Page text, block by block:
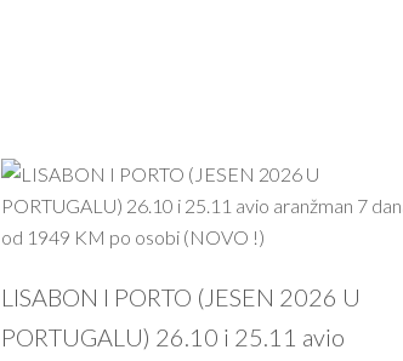
LISABON I PORTO (JESEN 2026 U
PORTUGALU) 26.10 i 25.11 avio